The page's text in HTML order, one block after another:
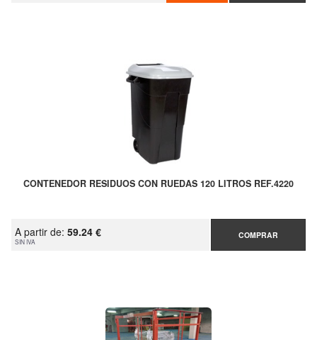
CONTENEDOR RESIDUOS CON RUEDAS 120 LITROS REF.4220
A partir de: 59.24 €
SIN IVA
COMPRAR